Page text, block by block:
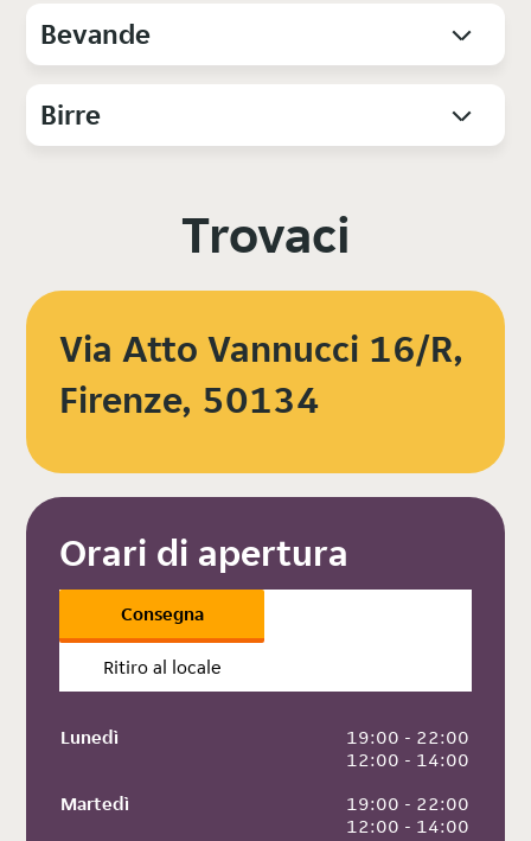
Bevande
Birre
Trovaci
Via Atto Vannucci 16/R,
Firenze, 50134
Orari di apertura
Consegna
Ritiro al locale
Lunedì
19:00 - 22:00
12:00 - 14:00
Martedì
19:00 - 22:00
12:00 - 14:00